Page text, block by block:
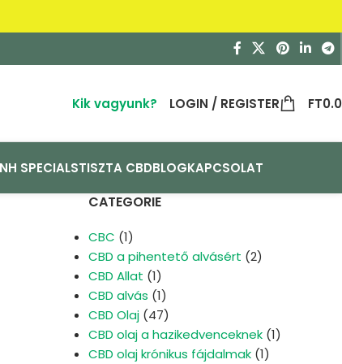
Kik vagyunk? LOGIN / REGISTER FT
SPECIALSTISZTA CBDBLOGKAPCSOLAT
CATEGORIE
CBC (1)
CBD a pihentető alvásért (2)
CBD Allat (1)
CBD alvás (1)
CBD Olaj(47)
CBD olaj a hazikedvenceknek(1)
CBD olaj krónikus fájdalmak(1)